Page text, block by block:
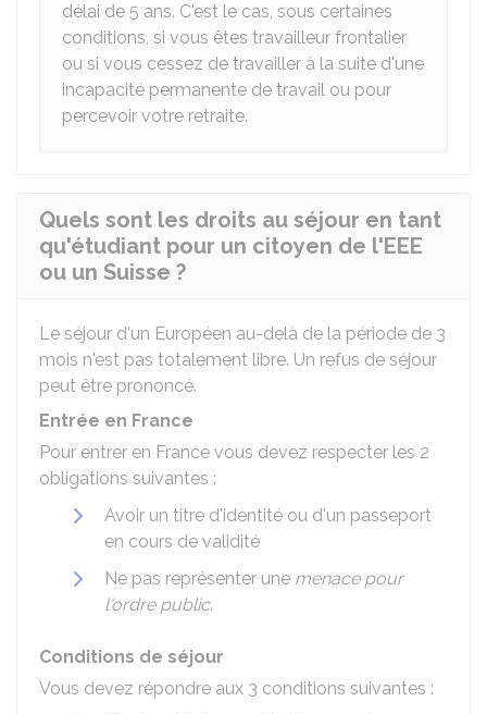
délai de 5 ans. C'est le cas, sous certaines
conditions, si vous êtes travailleur frontalier
ou si vous cessez de travailler à la suite d'une
incapacité permanente de travail ou pour
percevoir votre retraite.
Quels sont les droits au séjour en tant
qu'étudiant pour un citoyen de l'EEE
ou un Suisse ?
Le séjour d'un Européen au-delà de la période de 3
mois n'est pas totalement libre. Un refus de séjour
peut être prononcé.
Entrée en France
Pour entrer en France vous devez respecter les 2
obligations suivantes :
Avoir un titre d'identité ou d'un passeport
en cours de validité
Ne pas représenter une menace pour
l'ordre public.
Conditions de séjour
Vous devez répondre aux 3 conditions suivantes :